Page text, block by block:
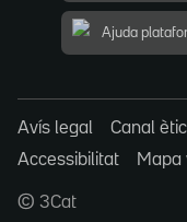
Ajuda
Avís legal Canal ètic
Accessibilitat
Mapa
© 3Cat